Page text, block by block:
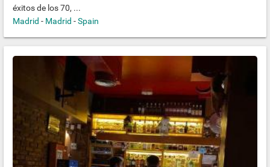
éxitos de los 70, ...
Madrid - Madrid -Spain